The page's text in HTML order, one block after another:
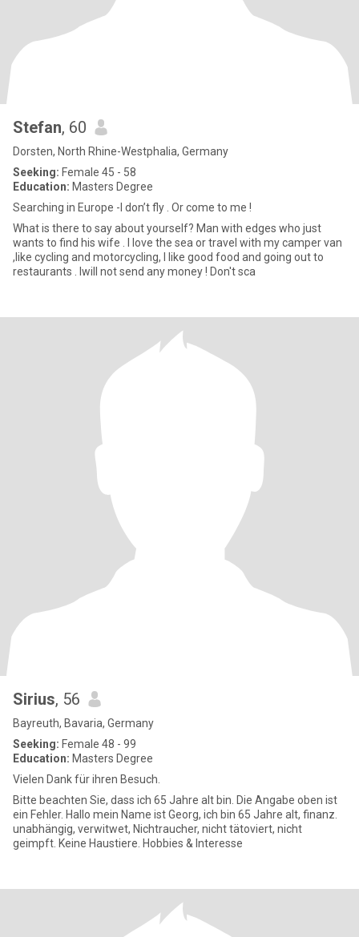
Stefan, 60
Dorsten, North Rhine-Westphalia, Germany
Seeking: Female 45 - 58
Education: Masters Degree
Searching in Europe -I don’t fly . Or come to me !
What is there to say about yourself? Man with edges who just
wants to find his wife . I love the sea or travel with my camper van
,like cycling and motorcycling, I like good food and going out to
restaurants . Iwill not send any money ! Don't sca
Sirius, 56
Bayreuth, Bavaria, Germany
Seeking: Female 48 - 99
Education: Masters Degree
Vielen Dank für ihren Besuch.
Bitte beachten Sie, dass ich 65 Jahre alt bin. Die Angabe oben ist
ein Fehler. Hallo mein Name ist Georg, ich bin 65 Jahre alt, finanz.
unabhängig, verwitwet, Nichtraucher, nicht tätoviert, nicht
geimpft. Keine Haustiere. Hobbies & Interesse